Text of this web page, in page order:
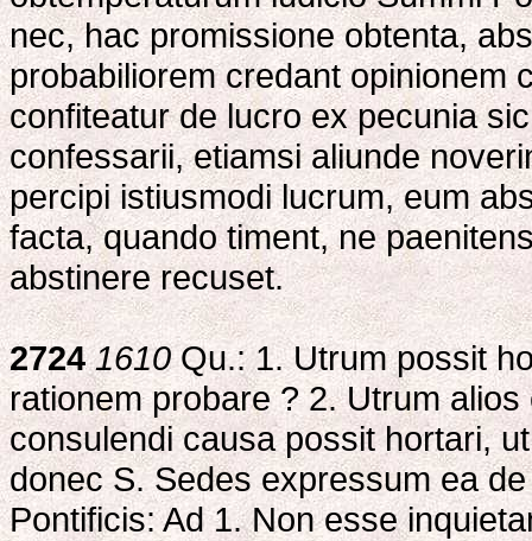
nec, hac promissione obtenta,
probabiliorem credant opinionem
confiteatur de lucro ex pecunia
confessarii, etiamsi aliunde
percipi istiusmodi lucrum, eum
facta, quando timent, ne
abstinere recuset.
2724 1610Qu.: 1. Utrum possit
rationem probare ? 2. Utrum
consulendi causa possit hortari,
donec S. Sedes expressum ea
Pontificis: Ad 1. Non esse